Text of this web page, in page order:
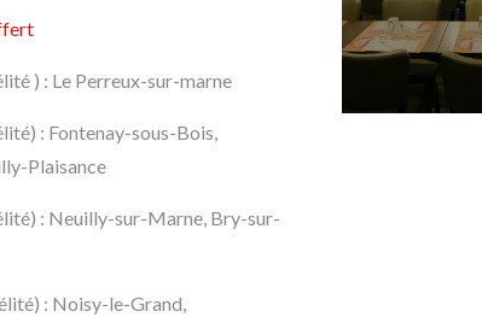
) : Le Perreux-sur-marne
: Fontenay-sous-Bois,
Plaisance
: Neuilly-sur-Marne, Bry-sur-
: Noisy-le-Grand,